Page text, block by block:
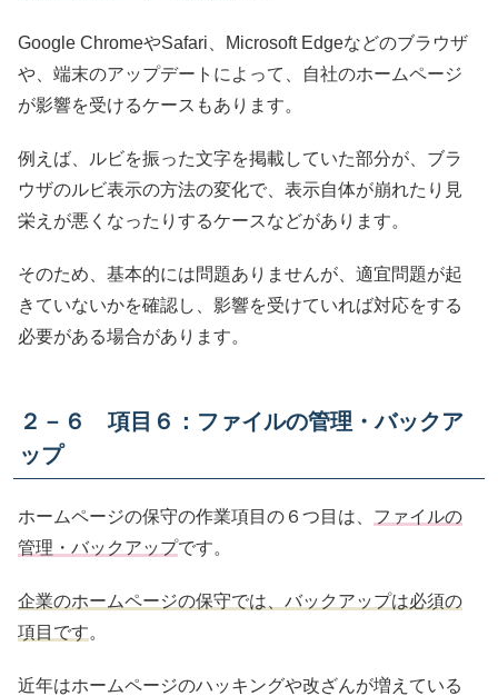
Google ChromeやSafari、Microsoft Edgeなどのブラウザ
や、端末のアップデートによって、自社のホームページ
が影響を受けるケースもあります。
例えば、ルビを振った文字を掲載していた部分が、ブラ
ウザのルビ表示の方法の変化で、表示自体が崩れたり見
栄えが悪くなったりするケースなどがあります。
そのため、基本的には問題ありませんが、適宜問題が起
きていないかを確認し、影響を受けていれば対応をする
必要がある場合があります。
２－６ 項目６：ファイルの管理・バックア
ップ
ホームページの保守の作業項目の６つ目は、 ファイルの
管理・バックアップです。
企業のホームページの保守では、バックアップは必須の
項目です。
近年はホームページのハッキングや改ざんが増えている